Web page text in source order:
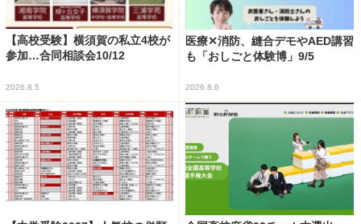
【高校受験】横須賀の私立4校が
参加…合同相談会10/12
2026.8.5
医療✕消防、縫合デモやAED講習
も「おしごと体験博」9/5
2026.8.6